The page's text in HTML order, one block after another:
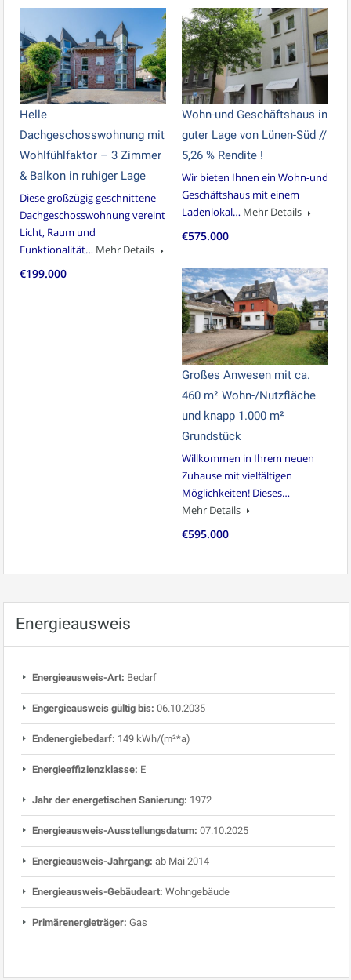
Helle
Dachgeschosswohnung mit
Wohlfühlfaktor – 3 Zimmer
& Balkon in ruhiger Lage
Diese großzügig geschnittene
Dachgeschosswohnung vereint
Licht, Raum und
Funktionalität… Mehr Details
€199.000
Wohn-und Geschäftshaus in
guter Lage von Lünen-Süd //
5,26 % Rendite !
Wir bieten Ihnen ein Wohn-und
Geschäftshaus mit einem
Ladenlokal… Mehr Details
€575.000
Großes Anwesen mit ca.
460 m² Wohn-/Nutzfläche
und knapp 1.000 m²
Grundstück
Willkommen in Ihrem neuen
Zuhause mit vielfältigen
Möglichkeiten! Dieses…
Mehr Details
€595.000
Energieausweis
Energieausweis-Art: Bedarf
Engergieausweis gültig bis: 06.10.2035
Endenergiebedarf: 149 kWh/(m²*a)
Energieeffizienzklasse: E
Jahr der energetischen Sanierung: 1972
Energieausweis-Ausstellungsdatum: 07.10.2025
Energieausweis-Jahrgang: ab Mai 2014
Energieausweis-Gebäudeart: Wohngebäude
Primärenergieträger: Gas